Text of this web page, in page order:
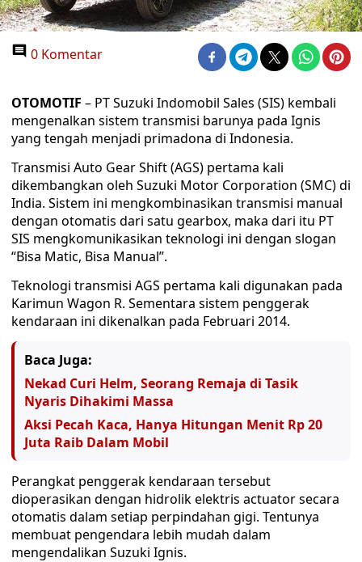
0 Komentar
OTOMOTIF – PT Suzuki Indomobil Sales (SIS) kembali
mengenalkan sistem transmisi barunya pada Ignis
yang tengah menjadi primadona di Indonesia.
Transmisi Auto Gear Shift (AGS) pertama kali
dikembangkan oleh Suzuki Motor Corporation (SMC) di
India. Sistem ini mengkombinasikan transmisi manual
dengan otomatis dari satu gearbox, maka dari itu PT
SIS mengkomunikasikan teknologi ini dengan slogan
“Bisa Matic, Bisa Manual”.
Teknologi transmisi AGS pertama kali digunakan pada
Karimun Wagon R. Sementara sistem penggerak
kendaraan ini dikenalkan pada Februari 2014.
Baca Juga:
Nekad Curi Helm, Seorang Remaja di Tasik
Nyaris Dihakimi Massa
Aksi Pecah Kaca, Hanya Hitungan Menit Rp 20
Juta Raib Dalam Mobil
Perangkat penggerak kendaraan tersebut
dioperasikan dengan hidrolik elektris actuator secara
otomatis dalam setiap perpindahan gigi. Tentunya
membuat pengendara lebih mudah dalam
mengendalikan Suzuki Ignis.